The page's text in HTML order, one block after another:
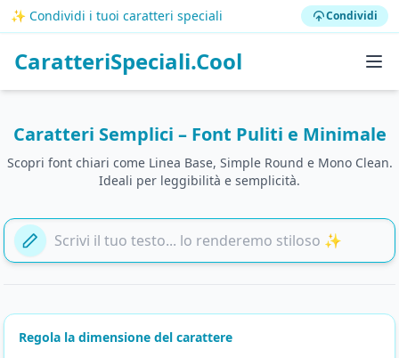
✨ Condividi i tuoi caratteri speciali Condividi
CaratteriSpeciali.Cool
Caratteri Semplici – Font Puliti e Minimale
Scopri font chiari come Linea Base, Simple Round e Mono Clean.
Ideali per leggibilità e semplicità.
Aggiungi il tuo testo qui
Regola la dimensione del carattere